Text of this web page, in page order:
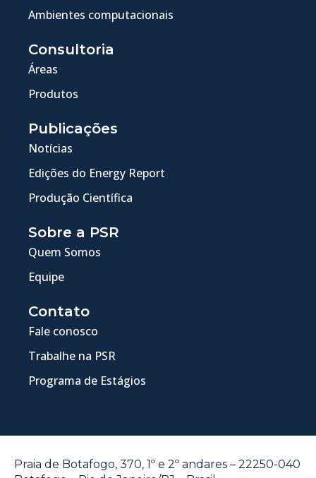
Ambientes computacionais
Consultoria
Áreas
Produtos
Publicações
Notícias
Edições do Energy Report
Produção Científica
Sobre a PSR
Quem Somos
Equipe
Contato
Fale conosco
Trabalhe na PSR
Programa de Estágios
Praia de Botafogo, 370, 1º e 2º andares – 22250-040